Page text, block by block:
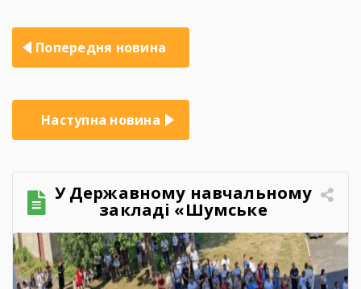
Навігація
записів
Попередня новина
Наступна новина
У Державному навчальному
закладі «Шумське
професійно-технічне
училище» відбувся
зворушливий випускний
захід – 2026